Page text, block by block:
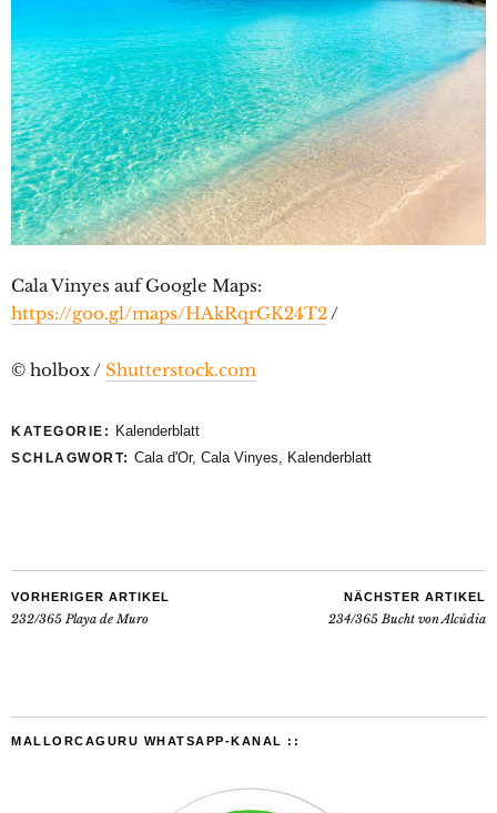
Cala Vinyes auf Google Maps:
https://goo.gl/maps/HAkRqrGK24T2/
© holbox / Shutterstock.com
KATEGORIE: Kalenderblatt
SCHLAGWORT: Cala d'Or, Cala Vinyes, Kalenderblatt
VORHERIGER ARTIKEL
232/365 Playa de Muro
NÄCHSTER ARTIKEL
234/365 Bucht von Alcúdia
MALLORCAGURU WHATSAPP-KANAL ::